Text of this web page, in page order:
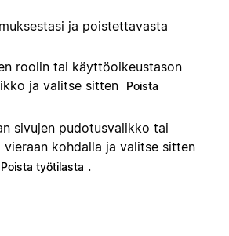
ja poistettavasta
roolin tai käyttöoikeustason
ja valitse sitten
Poista
sivujen pudotusvalikko tai
vieraan kohdalla ja valitse sitten
Poista työtilasta .